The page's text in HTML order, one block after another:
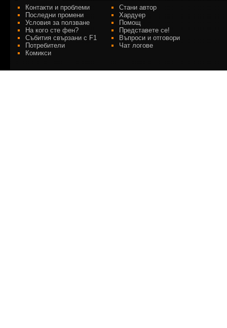
Контакти и проблеми
Стани автор
Последни промени
Хардуер
Условия за ползване
Помощ
На кого сте фен?
Представете се!
Събития свързани с F1
Въпроси и отговори
Потребители
Чат логове
Комикси